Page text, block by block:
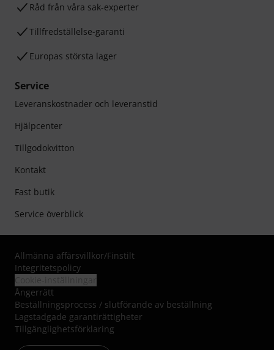
Råd från våra sak-experter
Tillfredställelse-garanti
Europas största lager
Service
Leveranskostnader och leveranstid
Hjälpcenter
Tillgodokvitton
Kontakt
Fast butik
Service överblick
Allmänna affärsvillkor/Finstilt
Integritetspolicy
Ångerrätt
Beställningsprocess / slutförande av beställning
Lagstadgade garantirättigheter
Tillgänglighetsförklaring